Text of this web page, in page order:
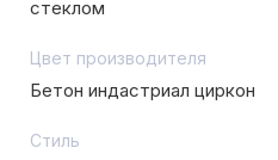
стеклом
Цвет производителя
Бетон индастриал циркон
Стиль